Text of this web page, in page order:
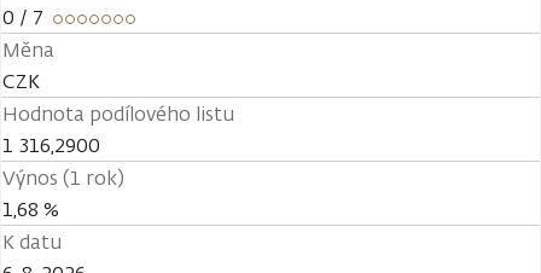
0 / 7
Měna
CZK
Hodnota podílového listu
1 316,2900
Výnos (1 rok)
1,68 %
K datu